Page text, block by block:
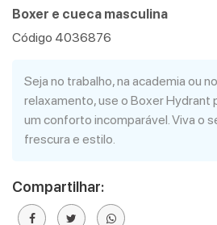
Boxer e cueca masculina
Código 4036876
Seja no trabalho, na academia ou
relaxamento, use o Boxer Hydrant
um conforto incomparável. Viva o
frescura e estilo.
Compartilhar: